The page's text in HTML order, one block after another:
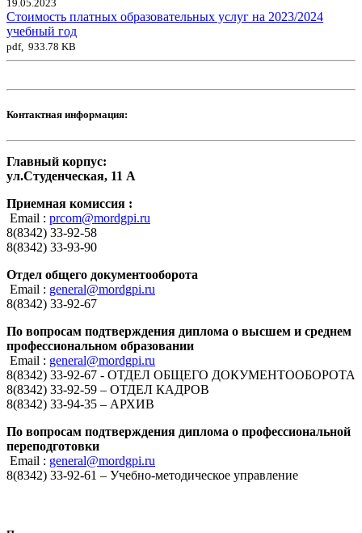
19.05.2023
Стоимость платных образовательных услуг на 2023/2024
учебный год
pdf, 933.78 KB
Контактная информация:
Главный корпус:
ул.Студенческая, 11 А
Приемная комиссия :
Email : prcom@mordgpi.ru
8(8342) 33-92-58
8(8342) 33-93-90
Отдел общего документооборота
Email : general@mordgpi.ru
8(8342) 33-92-67
По вопросам подтверждения диплома о высшем и среднем
профессиональном образовании
Email : general@mordgpi.ru
8(8342) 33-92-67 - ОТДЕЛ ОБЩЕГО ДОКУМЕНТООБОРОТА
8(8342) 33-92-59 – ОТДЕЛ КАДРОВ
8(8342) 33-94-35 – АРХИВ
По вопросам подтверждения диплома о профессиональной
переподготовки
Email : general@mordgpi.ru
8(8342) 33-92-61 – Учебно-методическое управление